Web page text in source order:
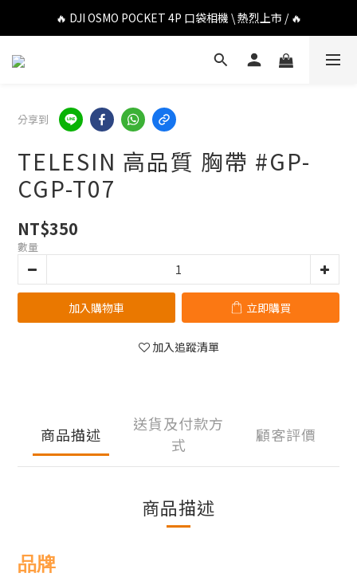
🔥 DJI OSMO POCKET 4P 口袋相機 \ 熱烈上市 / 🔥
🔥 DJI OSMO POCKET 4P 口袋相機 \ 熱烈上市 / 🔥
🔥 Insta360 Luna Ultra 雲台相機 \ 熱烈上市 / 🔥
🔥 DJI OSMO POCKET 4P 口袋相機 \ 熱烈上市 / 🔥
分享到
TELESIN 高品質 胸帶 #GP-
CGP-T07
NT$350
數量
加入購物車 立即購買
加入追蹤清單
商品描述
送貨及付款方
式
顧客評價
商品描述
品牌